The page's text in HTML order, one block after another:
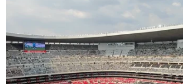
lốc, cây ngã đè người đi đường
Chiều 13/6, cơn mưa giông lớn kéo
diện rộng ở TP.HCM khiến nhiều tuyến
nặng, người dân phải lội nước về nhà